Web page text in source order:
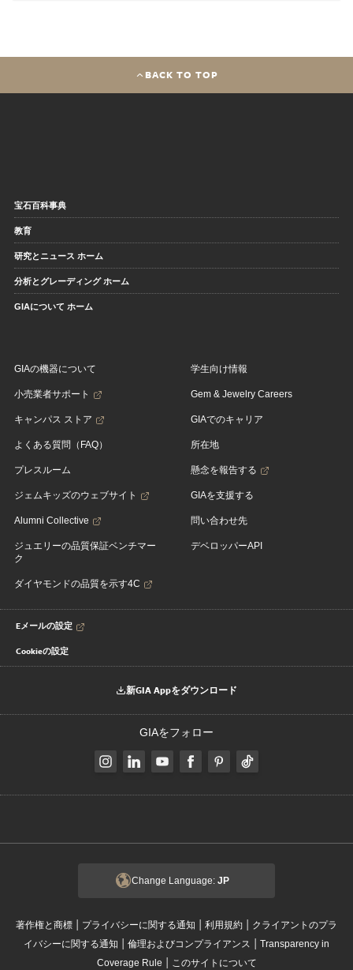
BACK TO TOP
宝石百科事典
教育
研究とニュース ホーム
分析とグレーディング ホーム
GIAについて ホーム
GIAの機器について
小売業者サポート
キャンパス ストア
よくある質問（FAQ）
プレスルーム
ジェムキッズのウェブサイト
Alumni Collective
ジュエリーの品質保証ベンチマー
ク
ダイヤモンドの品質を示す4C
学生向け情報
Gem & Jewelry Careers
GIAでのキャリア
所在地
懸念を報告する
GIAを支援する
問い合わせ先
デベロッパーAPI
Eメールの設定
Cookieの設定
新GIA Appをダウンロード
GIAをフォロー
Change Language: JP
著作権と商標 | プライバシーに関する通知 | 利用規約 | クライアントのプラ
イバシーに関する通知 | 倫理およびコンプライアンス | Transparency in
Coverage Rule | このサイトについて